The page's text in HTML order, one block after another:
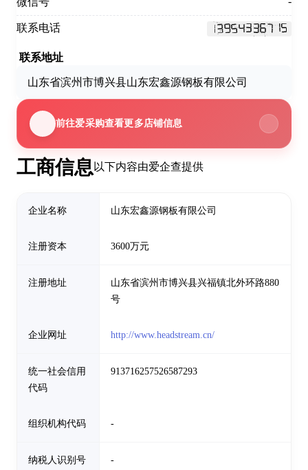
工商信息 以下内容由爱企查提供
企业名称 山东宏鑫源钢板有限公司
注册资本 3600万元
注册地址
山东省滨州市博兴县兴福镇北外环路880
号
企业网址 http://www.headstream.cn/
统一社会信用
代码
913716257526587293
组织机构代码 -
纳税人识别号 -
联系电话
联系地址
山东省滨州市博兴县山东宏鑫源钢板有限公司
前往爱采购查看更多店铺信息